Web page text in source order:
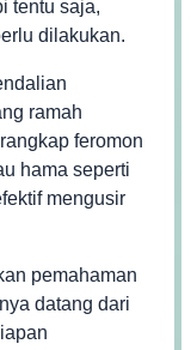
tentu saja,
dilakukan.
ramah
feromon
hama seperti
mengusir
pemahaman
datang dari